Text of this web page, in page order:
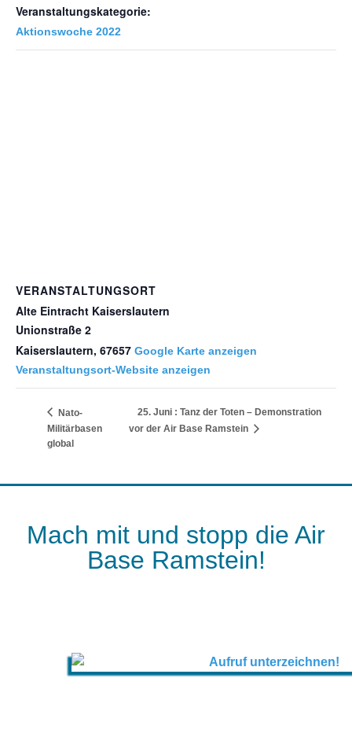
Veranstaltungskategorie:
Aktionswoche 2022
VERANSTALTUNGSORT
Alte Eintracht Kaiserslautern
Unionstraße 2
Kaiserslautern, 67657 Google Karte anzeigen
Veranstaltungsort-Website anzeigen
Nato-
Militärbasen
global
25. Juni : Tanz der Toten – Demonstration
vor der Air Base Ramstein
Mach mit und stopp die Air
Base Ramstein!